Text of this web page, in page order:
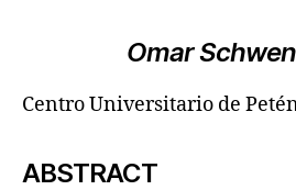
Omar
Centro Universitario de
ABSTRACT